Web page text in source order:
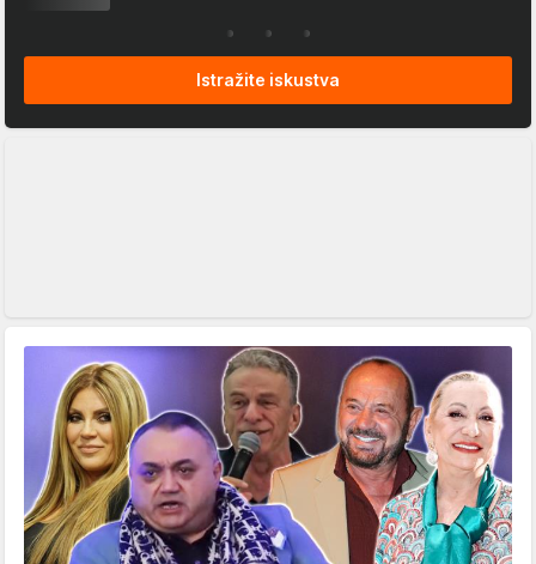
Istražite iskustva